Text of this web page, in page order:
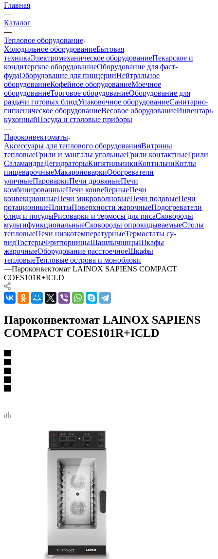
Главная
—
Каталог
—
Тепловое оборудование
Холодильное оборудованиеБытовая
техникаЭлектромеханическое оборудованиеПекарское и
кондитерское оборудованиеОборудование для фаст-
фудаОборудование для пиццерииНейтральное
оборудованиеКофейное оборудованиеМоечное
оборудованиеТорговое оборудованиеОборудование для
раздачи готовых блюдУпаковочное оборудованиеСанитарно-
гигиеническое оборудованиеВесовое оборудованиеИнвентарь
кухонныйПосуда и столовые приборы
—
Пароконвектоматы
Аксессуары для теплового оборудованияВитрины
тепловыеГрили и мангалы угольныеГрили контактныеГрили
СаламандраДегидраторыКипятильникиКоптильниКотлы
пищеварочныеМакароноваркиОбогреватели
уличныеПароваркиПечи дровяныеПечи
комбинированныеПечи конвейерныеПечи
конвекционныеПечи микроволновыеПечи подовыеПечи
ротационныеПлитыПоверхности жарочныеПодогреватели
блюд и посудыРисоварки и термосы для рисаСковороды
мультифункциональныеСковороды опрокидываемыеСтолы
тепловыеПечи низкотемпературныеТермостаты су-
видТостерыФритюрницыШашлычницыШкафы
жарочныеОборудование расстоечноеШкафы
тепловыеТепловые острова и моноблоки
—Пароконвектомат LAINOX SAPIENS COMPACT
COES101R+ICLD
Пароконвектомат LAINOX SAPIENS
COMPACT COES101R+ICLD